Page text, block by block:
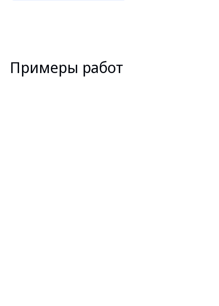
Примеры работ